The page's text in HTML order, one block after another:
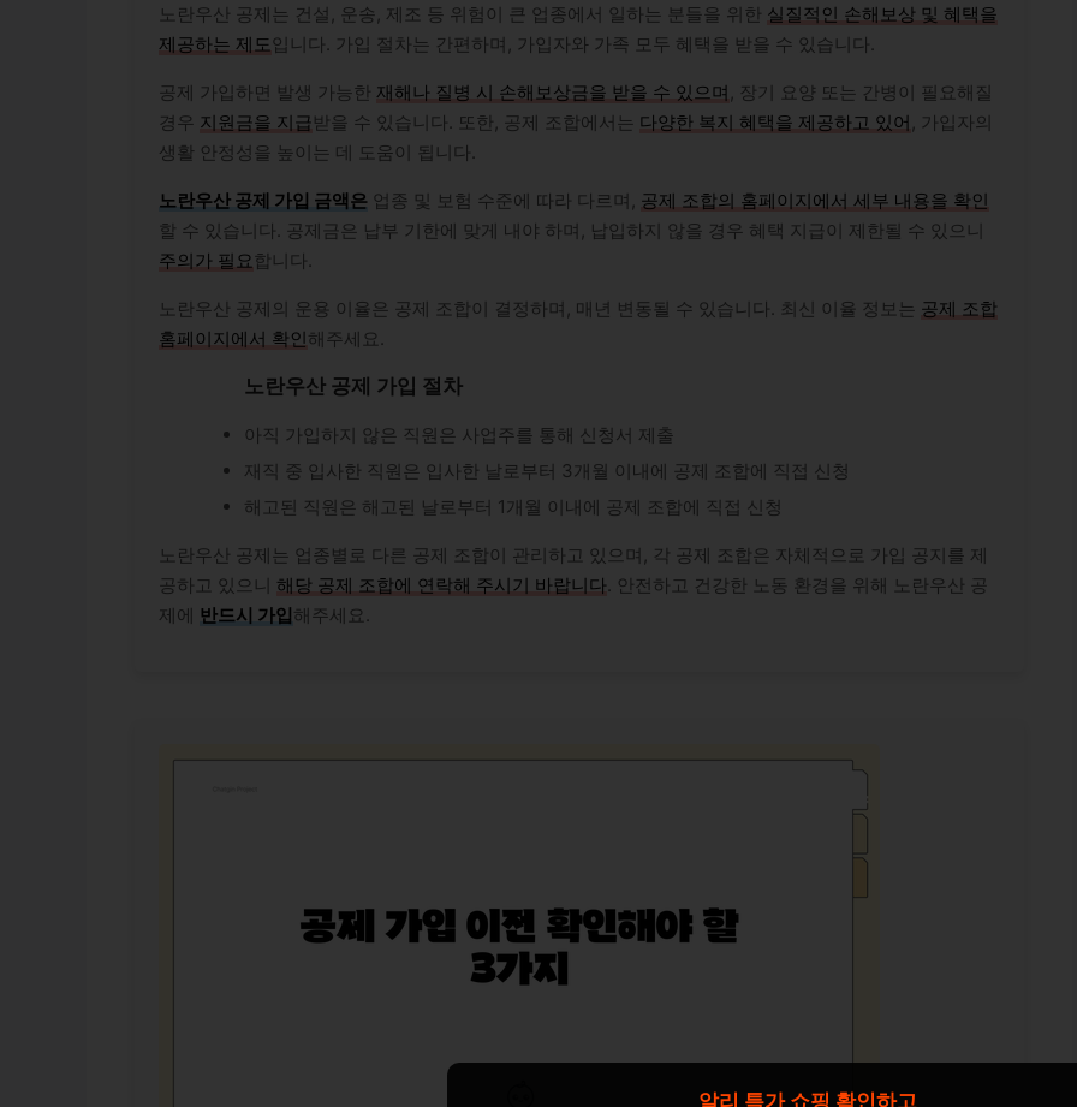
노란우산 공제는 건설, 운송, 제조 등 위험이 큰 업종에서 일하는 분들을 위한 실질적인 손해보상 및 혜택을
제공하는 제도 입니다. 가입 절차는 간편하며, 가입자와 가족 모두 혜택을 받을 수 있습니다.
공제 가입하면 발생 가능한 재해나 질병 시 손해보상금을 받을 수 있으며
, 장기 요양 또는 간병이 필요해질
경우 지원금을 지급받을 수 있습니다. 또한, 공제 조합에서는 다양한 복지 혜택을 제공하고 있어
, 가입자의
생활 안정성을 높이는 데 도움이 됩니다.
노란우산 공제 가입 금액은 업종 및 보험 수준에 따라 다르며, 공제 조합의 홈페이지에서 세부 내용을 확인
할 수 있습니다. 공제금은 납부 기한에 맞게 내야 하며, 납입하지 않을 경우 혜택 지급이 제한될 수 있으니
주의가 필요합니다.
노란우산 공제의 운용 이율은 공제 조합이 결정하며, 매년 변동될 수 있습니다. 최신 이율 정보는 공제 조합
홈페이지에서 확인해주세요.
노란우산 공제 가입 절차
아직 가입하지 않은 직원은 사업주를 통해 신청서 제출
재직 중 입사한 직원은 입사한 날로부터 3개월 이내에 공제 조합에 직접 신청
해고된 직원은 해고된 날로부터 1개월 이내에 공제 조합에 직접 신청
노란우산 공제는 업종별로 다른 공제 조합이 관리하고 있으며, 각 공제 조합은 자체적으로 가입 공지를 제
공하고 있으니 해당 공제 조합에 연락해 주시기 바랍니다 . 안전하고 건강한 노동 환경을 위해 노란우산 공
제에 반드시 가입해주세요.
알리 특가 쇼핑 확인하고